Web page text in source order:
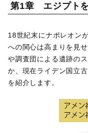
第1章 エジプト
18世紀末にナポレオン
への関心は高まりを見
や調査団による遺跡の
か、現在ライデン国立
を紹介します。